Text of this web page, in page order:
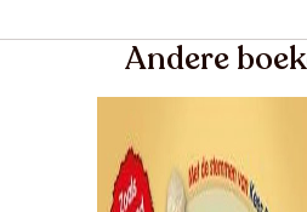
Andere